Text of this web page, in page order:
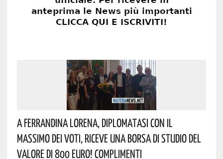
A Ferrandina Lorena, Diplomatasi Con Il
Massimo Dei Voti, Riceve Una Borsa Di Studio Del
Valore Di 800 Euro! Complimenti